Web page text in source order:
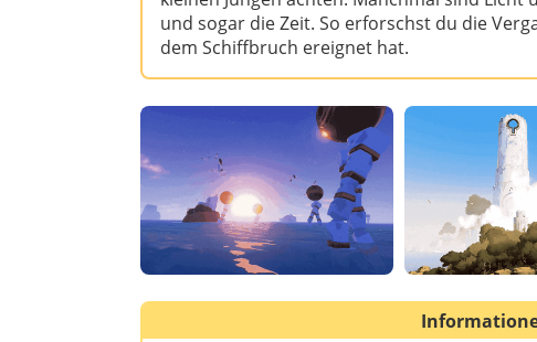
und sogar die Zeit. So erforschst du die
dem Schiffbruch ereignet hat.